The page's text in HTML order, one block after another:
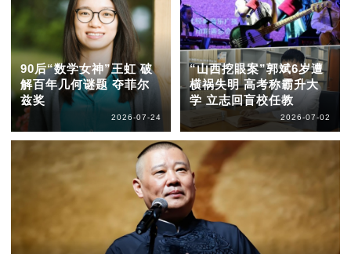
90后“数学女神”王虹 破
解百年几何谜题 夺菲尔
兹奖
2026-07-24
“山西挖眼案”郭斌6岁遭
横祸失明 高考称霸升大
学 立志回盲校任教
2026-07-02